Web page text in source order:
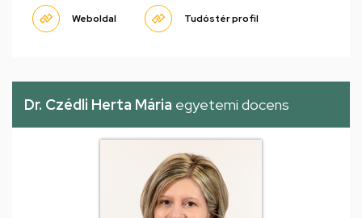
Weboldal Tudóstér profil
Dr. Czédli Herta Mária egyetemi docens